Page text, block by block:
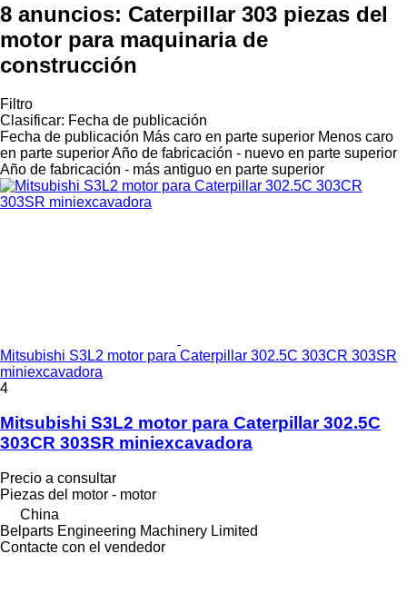
8 anuncios: Caterpillar 303 piezas del
motor para maquinaria de
construcción
Filtro
Clasificar: Fecha de publicación
Fecha de publicación Más caro en parte superior Menos caro
en parte superiorAño de fabricación - nuevo en parte superior
Año de fabricación - más antiguo en parte superior
Mitsubishi S3L2 motor para Caterpillar 302.5C 303CR 303SR
miniexcavadora
4
Mitsubishi S3L2 motor para Caterpillar 302.5C
303CR 303SR miniexcavadora
Precio a consultar
Piezas del motor - motor
China
Belparts Engineering Machinery Limited
Contacte con el vendedor